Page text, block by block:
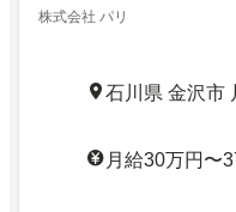
株式会社 パリ
石川県 金沢市
月給30万円〜